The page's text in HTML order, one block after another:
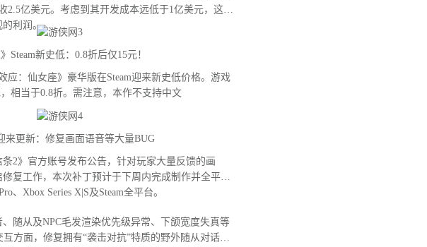
2.5亿美元。考虑到其开发成本远低于1亿美元，这款
的利润。
新史低：0.8折后仅15元！
：仙女座》豪华版在Steam迎来新史低价格。游戏
相当于0.8折。需注意，本作不支持中文
更新：修复画面语音等大量BUG
》官方账号发布公告，针对玩家大量反馈的画
复工作，本次补丁预计于下周内完成制作并全平台
、Xbox Series X|S及Steam全平台。
从及NPC毛发渲染优先级异常、下颌宽度失真等
方面，修复拥有“袭击对抗”特质的野外随从对话无